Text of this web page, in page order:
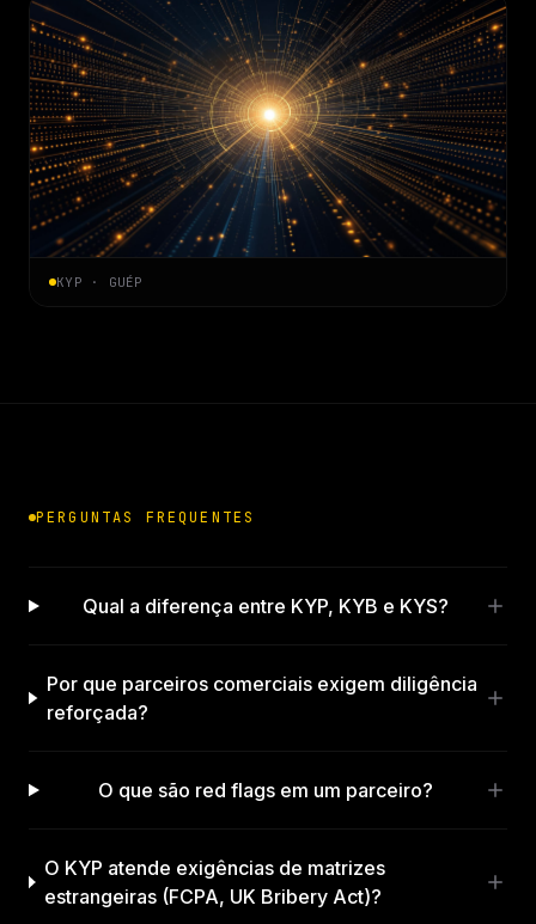
KYP · GUÉP
PERGUNTAS FREQUENTES
Qual a diferença entre KYP, KYB e KYS?
Por que parceiros comerciais exigem diligência
reforçada?
O que são red flags em um parceiro?
O KYP atende exigências de matrizes
estrangeiras (FCPA, UK Bribery Act)?